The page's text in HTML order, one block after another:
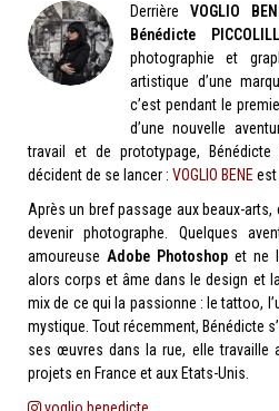
Derrière VOGLIO
Bénédicte
photographie et
artistique d’une
c’est pendant le
d’une nouvelle
travail et de prototypage,
décident de se lancer : VOGLIO BENE est
Après un bref passage aux beaux-
devenir photographe. Quelques
amoureuse Adobe Photoshop et ne
alors corps et âme dans le design et
mix de ce qui la passionne : le tattoo,
mystique. Tout récemment, Bénédicte
ses œuvres dans la rue, elle travaille
projets en France et aux Etats-Unis.
voglio.benedicte